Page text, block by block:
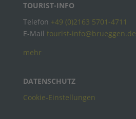
TOURIST-INFO
Telefon +49 (0)2163 5701-4711
E-Mail tourist-info@brueggen.de
mehr
DATENSCHUTZ
Cookie-Einstellungen